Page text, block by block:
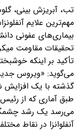
تب، آبریزش بینی،
مهم‌ترین علایم
بیماری‌های عفونی
تحقیقات مقاومت
تأکید بر اینکه
می‌گوید: «ویروس
گذشته با یک افزایش
طبق آماری که از رئیس
می‌رسد یک رشد چشمگیر
آنفلوانزا در نقاط